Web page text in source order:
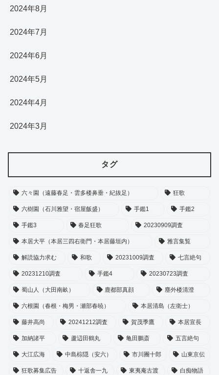
2024年8月
2024年7月
2024年6月
2024年5月
2024年4月
2024年3月
タグ
六々園（遠藤春足・雲多楼鼻垂・紀抜足） 狂歌
六樹園（石川雅望・宿屋飯盛） 手鑑1 手鑑2
手鑑3 春足狂歌 20230909調査
本居大平（本居三四右衛門・本居藤垣内） 雅言集覧
解読協力求む 和歌 20231009調査 七言絶句
20231210調査 手鑑4 20230723調査
蜀山人（大田南畝） 鹿都部真顔 塵外楼清澄
六根園（春根・梅男・瀬部春暁） 本居清島（左衛士）
藤井高尚 20241212調査 賀茂季鷹 本居宣長
加納諸平 蘆辺田鶴丸 亀田鵬斎 五言絶句
大江広海 中島棕隠（安六） 市川團十郎 山東京伝
狂歌募集広告 十返舎一九 東夷庵古渡 白痴物語